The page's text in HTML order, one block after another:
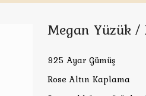
Megan Yüzük /
925 Ayar Gümüş
Rose Altın Kaplama